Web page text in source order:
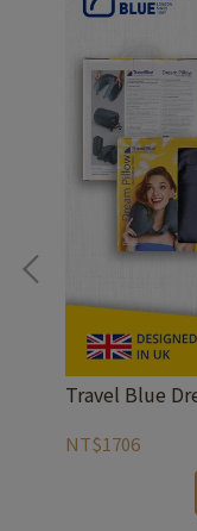
Travel Blue
NT$1706